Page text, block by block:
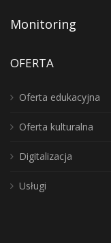
Monitoring
OFERTA
Oferta edukacyjna
Oferta kulturalna
Digitalizacja
Usługi